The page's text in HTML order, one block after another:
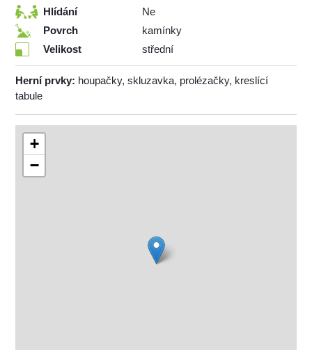
Hlídání
Ne
Povrch
kamínky
Velikost
střední
Herní prvky: houpačky, skluzavka, prolézačky, kreslící
tabule
+
−